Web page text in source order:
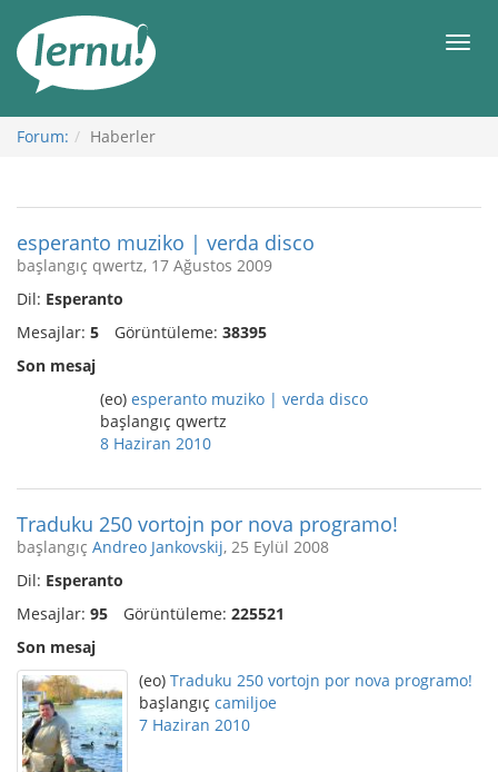
Görüntüleme
Forum: Haberler
esperanto muziko | verda disco
başlangıç qwertz, 17 Ağustos 2009
Dil: Esperanto
Mesajlar: 5 Görüntüleme: 38395
Son mesaj
(eo) esperanto muziko | verda disco
başlangıç qwertz
8 Haziran 2010
Traduku 250 vortojn por nova programo!
başlangıç Andreo Jankovskij, 25 Eylül 2008
Dil: Esperanto
Mesajlar: 95 Görüntüleme: 225521
Son mesaj
(eo) Traduku 250 vortojn por nova programo!
başlangıç camiljoe
7 Haziran 2010